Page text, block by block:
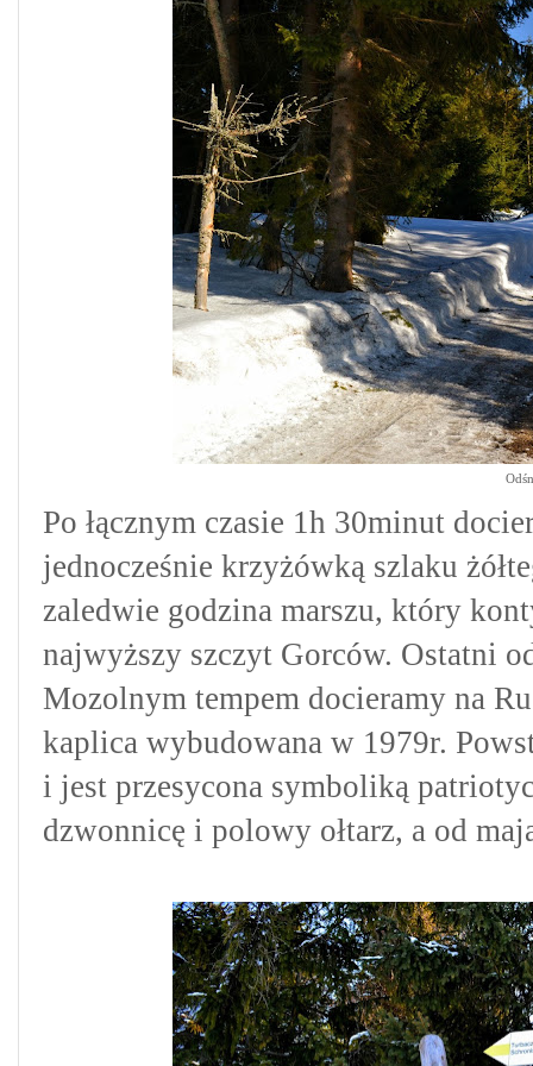
Po łącznym czasie 1h 30minut
jednocześnie krzyżówką szlaku
zaledwie godzina marszu, który
najwyższy szczyt Gorców. Ostatni
Mozolnym tempem docieramy na
kaplica wybudowana w 1979r.
i jest przesycona symboliką
dzwonnicę i polowy ołtarz, a od